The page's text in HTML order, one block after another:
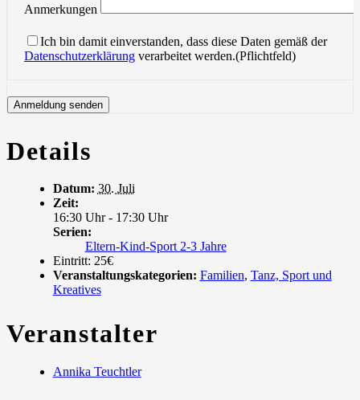
Anmerkungen
Ich bin damit einverstanden, dass diese Daten gemäß der
Datenschutzerklärung verarbeitet werden.(Pflichtfeld)
Details
Datum: 30. Juli
Zeit:
16:30 Uhr - 17:30 Uhr
Serien:
Eltern-Kind-Sport 2-3 Jahre
Eintritt: 25€
Veranstaltungskategorien: Familien, Tanz, Sport und
Kreatives
Veranstalter
Annika Teuchtler